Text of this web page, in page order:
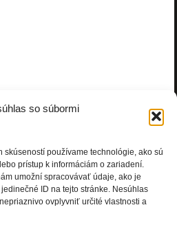
so súbormi
skúseností používame technológie, ako sú
prístup k informáciám o zariadení.
umožní spracovávať údaje, ako je
ID na tejto stránke. Nesúhlas
ovplyvniť určité vlastnosti a
(EÚ)